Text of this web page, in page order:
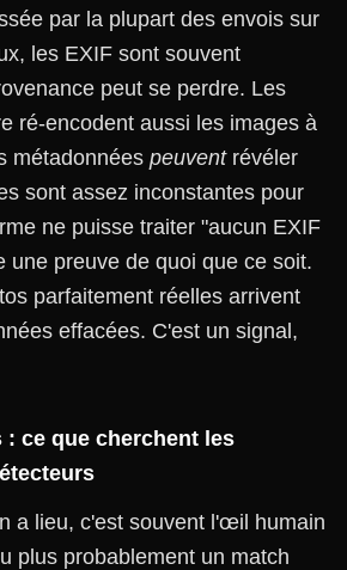
par la plupart des envois sur
les EXIF sont souvent
peut se perdre. Les
ré-encodent aussi les images à
métadonnées peuventrévéler
sont assez inconstantes pour
ne puisse traiter "aucun EXIF
une preuve de quoi que ce soit.
parfaitement réelles arrivent
effacées. C'est un signal,
ce que cherchent les
a lieu, c'est souvent l'œil humain
plus probablement un match